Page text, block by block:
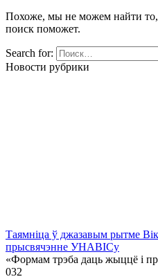
Похоже, мы не можем найти
поиск поможет.
Search for:
Новости рубрики
Таямніца ў джазавым рытме
прысвячэнне УНАВІСу
«Формам трэба даць жыццё і
032